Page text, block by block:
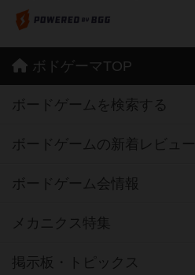
ボドゲーマTOP
ボードゲームを検索する
ボードゲームの新着レビュー
ボードゲーム会情報
メカニクス特集
掲示板・トピックス